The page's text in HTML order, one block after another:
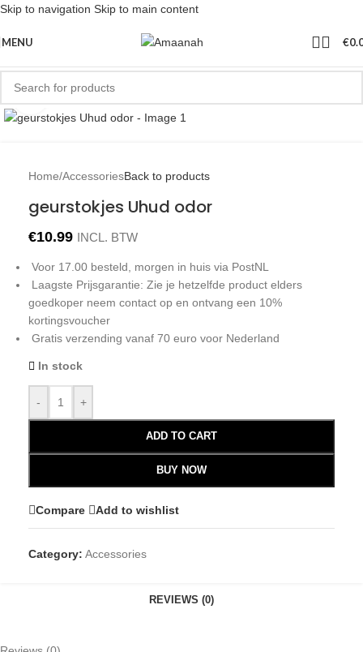
Skip to navigation Skip to main content
MENU €
Click to enlarge
Home/AccessoriesBack to products
geurstokjes Uhud odor
€10.99 INCL. BTW
Voor 17.00 besteld, morgen in huis via PostNL
Laagste Prijsgarantie: Zie je hetzelfde product elders
goedkoper neem contact op en ontvang een 10%
kortingsvoucher
Gratis verzending vanaf 70 euro voor Nederland
In stock
- +
ADD TO CART
BUY NOW
Compare Add to wishlist
Category: Accessories
REVIEWS (0)